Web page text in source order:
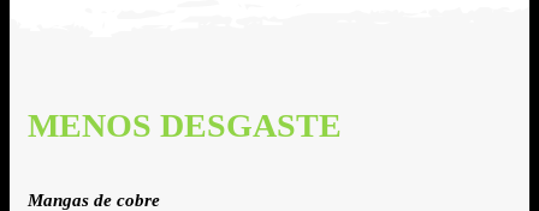
MENOS DESGASTE
Mangas de cobre